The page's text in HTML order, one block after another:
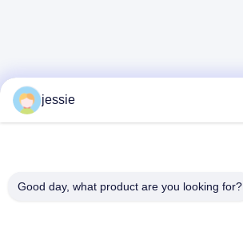
jessie
Good day, what product are you looking for?